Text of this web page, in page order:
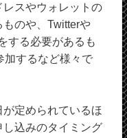
スやウォレットの
のや、Twitterや
する必要があるも
加するなど様々で
定められているほ
込みのタイミング